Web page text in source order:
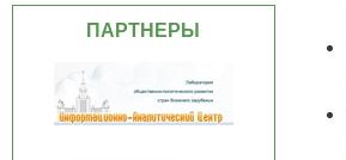
ПАРТНЕРЫ